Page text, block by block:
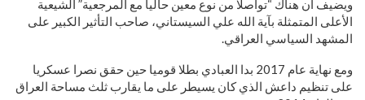
ويضيف أن هناك “تواصلا من نوع معين حاليا مع المرجعية” الشيعية
الأعلى المتمثلة بآية الله علي السيستاني، صاحب التأثير الكبير على
المشهد السياسي العراقي.
ومع نهاية عام 2017 بدا العبادي بطلا قوميا حين حقق نصرا عسكريا
على تنظيم داعش الذي كان يسيطر على ما يقارب ثلث مساحة العراق